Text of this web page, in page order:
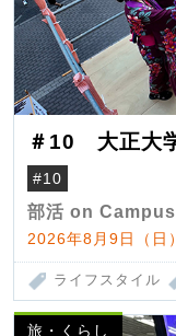
＃10 大正大
#10
部活 on Campus
2026年8月9日（日
ライフスタイル
旅・くらし